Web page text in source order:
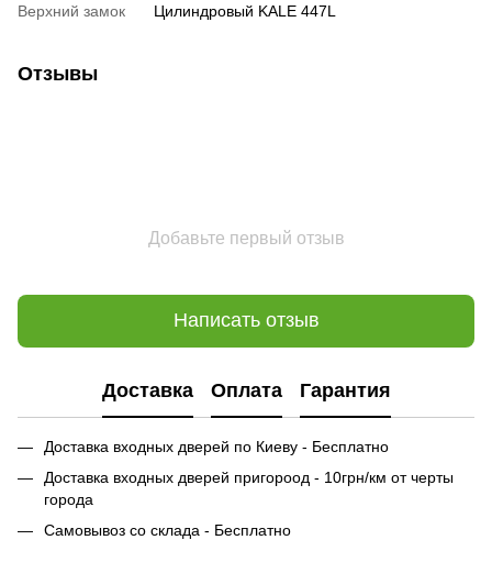
Верхний замок
Цилиндровый KALE 447L
Отзывы
Добавьте первый отзыв
Написать отзыв
Доставка Оплата Гарантия
Доставка входных дверей по Киеву - Бесплатно
Доставка входных дверей пригороод - 10грн/км от черты
города
Самовывоз со склада - Бесплатно